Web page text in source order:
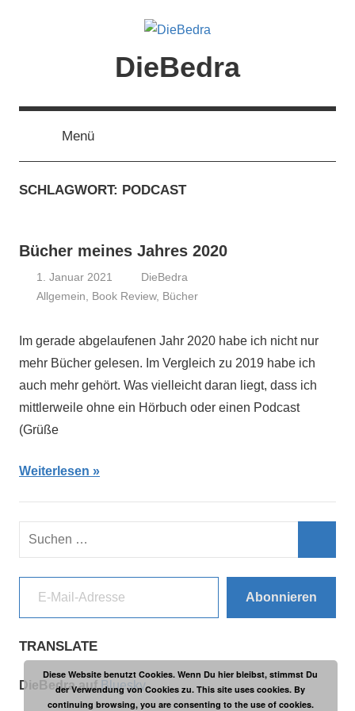
DieBedra
Menü
SCHLAGWORT: PODCAST
Bücher meines Jahres 2020
1. Januar 2021
DieBedra
Allgemein
Book Review, Bücher
Im gerade abgelaufenen Jahr 2020 habe ich nicht nur
mehr Bücher gelesen. Im Vergleich zu 2019 habe ich
auch mehr gehört. Was vielleicht daran liegt, dass ich
mittlerweile ohne ein Hörbuch oder einen Podcast
(Grüße
Weiterlesen
Suchen
E-Mail-Adresse
Abonnieren
TRANSLATE
DieBedra auf Bluesky
Diese Website benutzt Cookies. Wenn Du hier bleibst, stimmst Du
der Verwendung von Cookies zu. This site uses cookies. By
continuing browsing, you are consenting to the use of cookies.